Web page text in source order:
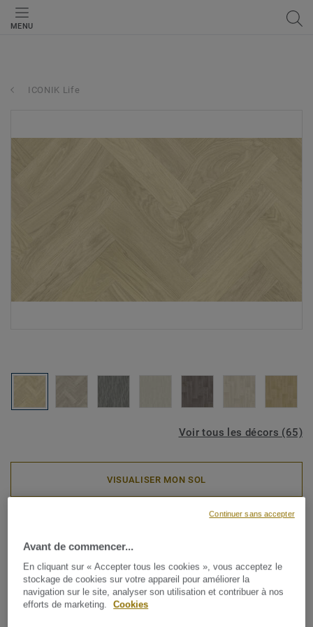
MENU
ICONIK Life
Voir tous les décors (65)
VISUALISER MON SOL
ICONIK Life - Skane
Herringbone NATURAL
Avec un choix incroyablement varié d'imprimés bois,
Avant de commencer...
En cliquant sur « Accepter tous les cookies », vous acceptez le
stockage de cookies sur votre appareil pour améliorer la
navigation sur le site, analyser son utilisation et contribuer à nos
efforts de marketing.
Cookies
Continuer sans accepter